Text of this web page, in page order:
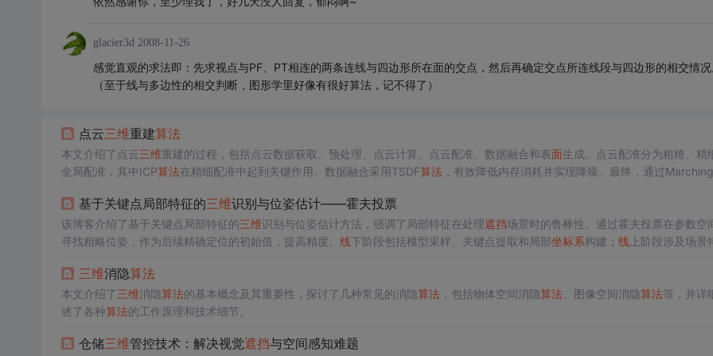
glacier3d 2008-11-26
感觉直观的求法即：先求视点与PF、PT相连的两条连线与四边形所在面的交点，然后再确定交点所连线段与四边形的相交情况
（至于线与多边性的相交判断，图形学里好像有很好算法，记不得了）
点云三维重建算法
本文介绍了点云三维重建的过程，包括点云数据获取、预处理、点云计算、点云配准、数据融合和表面生成。点云配准分为粗糙、精
全局配准，其中ICP算法在精细配准中起到关键作用。数据融合采用TSDF算法，有效降低内存消耗并实现降噪。最终，通过
基于关键点局部特征的三维识别与位姿估计——霍夫投票
该博客介绍了基于关键点局部特征的三维识别与位姿估计方法，强调了局部特征在处理遮挡场景时的鲁棒性。通过霍夫投票在参数空
寻找粗略位姿，作为后续精确定位的初始值，提高精度。 线下阶段包括模型采样、关键点提取和局部坐标系构建； 线上阶段涉及场景
三维消隐算法
本文介绍了三维消隐算法的基本概念及其重要性，探讨了几种常见的消隐算法，包括物体空间消隐算法、图像空间消隐算法等，并详
述了各种算法的工作原理和技术细节。
仓储三维管控技术：解决视觉遮挡与空间感知难题